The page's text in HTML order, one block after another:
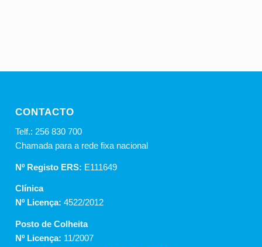
CONTACTO
Telf.: 256 830 700
Chamada para a rede fixa nacional
Nº Registo ERS: E111649
Clínica
Nº Licença:4522/2012
Posto de Colheita
Nº Licença: 11/2007